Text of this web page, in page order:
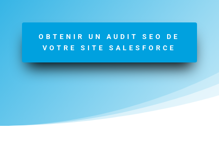
OBTENIR UN AUDIT SEO DE
VOTRE SITE SALESFORCE